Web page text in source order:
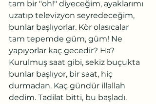
tam bir "oh!" diyeceğim, ayaklarımı
uzatıp televizyon seyredeceğim,
bunlar başlıyorlar. Kör olasıcalar
tam tepemde güm, güm! Ne
yapıyorlar kaç gecedir? Ha?
Kurulmuş saat gibi, sekiz buçukta
bunlar başlıyor, bir saat, hiç
durmadan. Kaç gündür illallah
dedim. Tadilat bitti, bu başladı.